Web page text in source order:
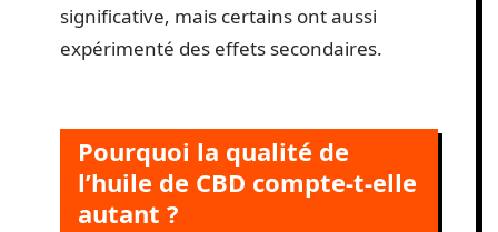
significative, mais certains ont aussi
expérimenté des effets secondaires.
Pourquoi la qualité de
l’huile de CBD compte-t-elle
autant ?